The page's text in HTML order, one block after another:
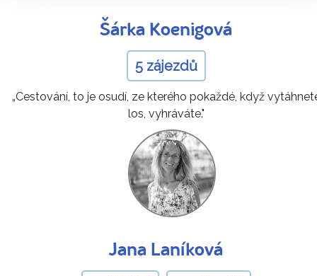
Šárka Koenigová
5 zájezdů
„Cestování, to je osudí, ze kterého pokaždé, když
los, vyhráváte."
Jana Laníková